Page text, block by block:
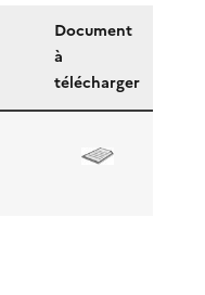
Document
à
télécharger